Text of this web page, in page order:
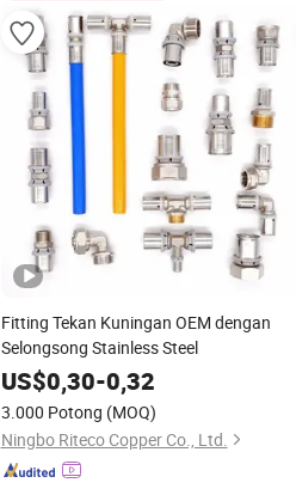
Fitting Tekan Kuningan OEM dengan
Selongsong Stainless Steel
US$0,30-0,32
3.000 Potong (MOQ)
Ningbo Riteco Copper Co., Ltd.